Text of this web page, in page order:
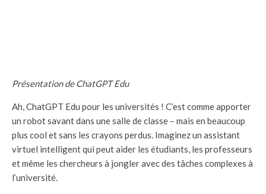
Présentation de ChatGPT Edu
Ah, ChatGPT Edu pour les universités ! C’est comme apporter
un robot savant dans une salle de classe – mais en beaucoup
plus cool et sans les crayons perdus. Imaginez un assistant
virtuel intelligent qui peut aider les étudiants, les professeurs
et même les chercheurs à jongler avec des tâches complexes à
l’université.